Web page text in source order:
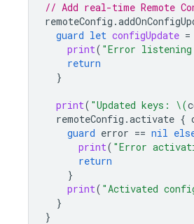
// Add real-time Remote
remoteConfig .
guard let configUpdate =
print( "Error
return
}
print( "Updated keys: \(
remoteConfig .activate {
guard error == nil
print( "Error
return
}
print( "Activated
}
}